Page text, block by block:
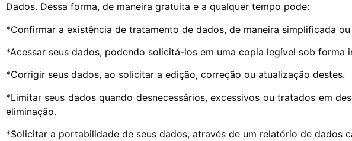
Dados. Dessa forma, de maneira gratuita e a qualquer tempo pode:
*Confirmar a existência de tratamento de dados, de maneira simplificada
*Acessar seus dados, podendo solicitá-los em uma copia legível sob forma
*Corrigir seus dados, ao solicitar a edição, correção ou atualização destes.
*Limitar seus dados quando desnecessários, excessivos ou tratados em
eliminação.
*Solicitar a portabilidade de seus dados, através de um relatório de dados